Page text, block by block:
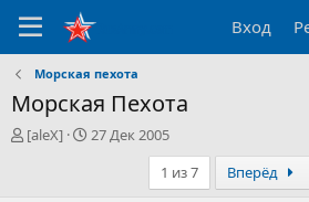
Вход
Морская пехота
Морская Пехота
А
[aleX]
Д
27 Дек 2005
1 из 7
Вперёд